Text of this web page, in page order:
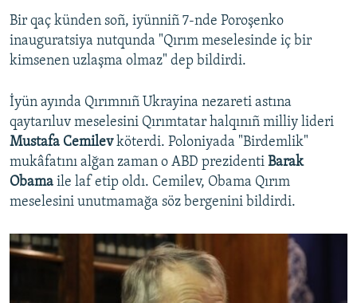
Bir qaç künden soñ, iyünniñ 7-nde Poroşenko
inauguratsiya nutqunda "Qırım meselesinde iç bir
kimsenen uzlaşma olmaz" dep bildirdi.
İyün ayında Qırımnıñ Ukrayina nezareti astına
qaytarıluv meselesini Qırımtatar halqınıñ milliy lideri
Mustafa Cemilevköterdi. Poloniyada "Birdemlik"
mukâfatını alğan zaman o ABD prezidenti Barak
Obama ile laf etip oldı. Cemilev, Obama Qırım
meselesini unutmamağa söz bergenini bildirdi.